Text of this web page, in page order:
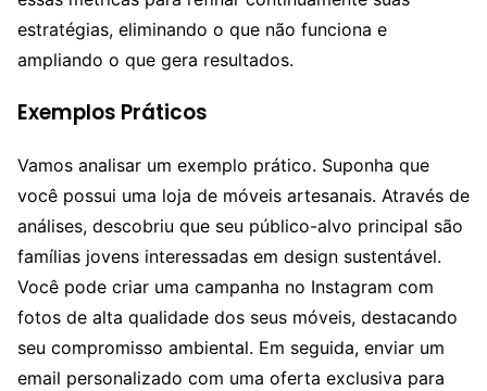
estratégias, eliminando o que não funciona e
ampliando o que gera resultados.
Exemplos Práticos
Vamos analisar um exemplo prático. Suponha que
você possui uma loja de móveis artesanais. Através de
análises, descobriu que seu público-alvo principal são
famílias jovens interessadas em design sustentável.
Você pode criar uma campanha no Instagram com
fotos de alta qualidade dos seus móveis, destacando
seu compromisso ambiental. Em seguida, enviar um
email personalizado com uma oferta exclusiva para